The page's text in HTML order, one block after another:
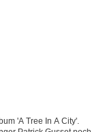
'A Tree In A City'.